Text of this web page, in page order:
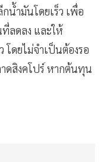
น้ำมันโดยเร็ว เพื่อ
ลดลง และให้
โดยไม่จำเป็นต้องรอ
าดสิงคโปร์ หากต้นทุน